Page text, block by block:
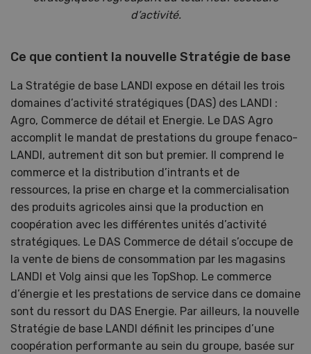
d’activité.
Ce que contient la nouvelle Stratégie de base
La Stratégie de base LANDI expose en détail les trois
domaines d’activité stratégiques (DAS) des LANDI :
Agro, Commerce de détail et Energie. Le DAS Agro
accomplit le mandat de prestations du groupe fenaco-
LANDI, autrement dit son but premier. Il comprend le
commerce et la distribution d’intrants et de
ressources, la prise en charge et la commercialisation
des produits agricoles ainsi que la production en
coopération avec les différentes unités d’activité
stratégiques. Le DAS Commerce de détail s’occupe de
la vente de biens de consommation par les magasins
LANDI et Volg ainsi que les TopShop. Le commerce
d’énergie et les prestations de service dans ce domaine
sont du ressort du DAS Energie. Par ailleurs, la nouvelle
Stratégie de base LANDI définit les principes d’une
coopération performante au sein du groupe, basée sur